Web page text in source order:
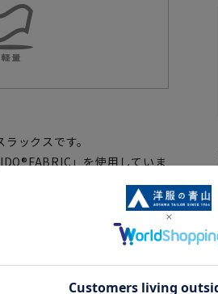
ックスです。
」を使用していま
乾性、防シワ性にも優れて
強度テキスタイルです。特